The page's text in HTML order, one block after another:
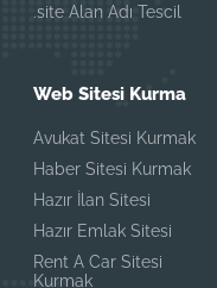
.site Alan Adı Tescil
Web Sitesi Kurma
Avukat Sitesi Kurmak
Haber Sitesi Kurmak
Hazır İlan Sitesi
Hazır Emlak Sitesi
Rent A Car Sitesi
Kurmak